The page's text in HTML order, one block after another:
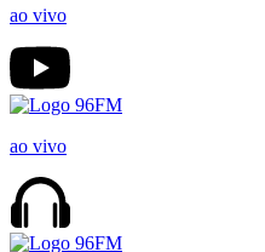
ao vivo
ao vivo